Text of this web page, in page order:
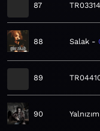
87
88 Salak
89
90